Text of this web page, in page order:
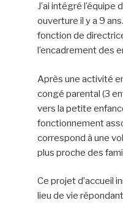
J’ai intégré l’équipe
ouverture il y a 9
fonction de
l’encadrement des
Après une activité
congé parental (3
vers la petite
fonctionnement
correspond à une
plus proche des
Ce projet d’accueil
lieu de vie